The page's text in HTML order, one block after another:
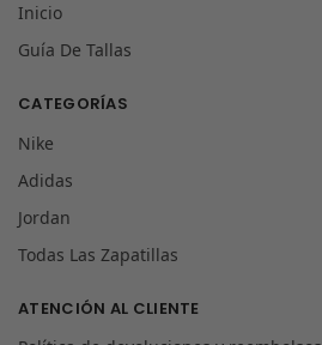
Inicio
Guía De Tallas
CATEGORÍAS
Nike
Adidas
Jordan
Todas Las Zapatillas
ATENCIÓN AL CLIENTE